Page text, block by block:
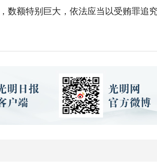
数额特别巨大，依法应当以受贿罪追究